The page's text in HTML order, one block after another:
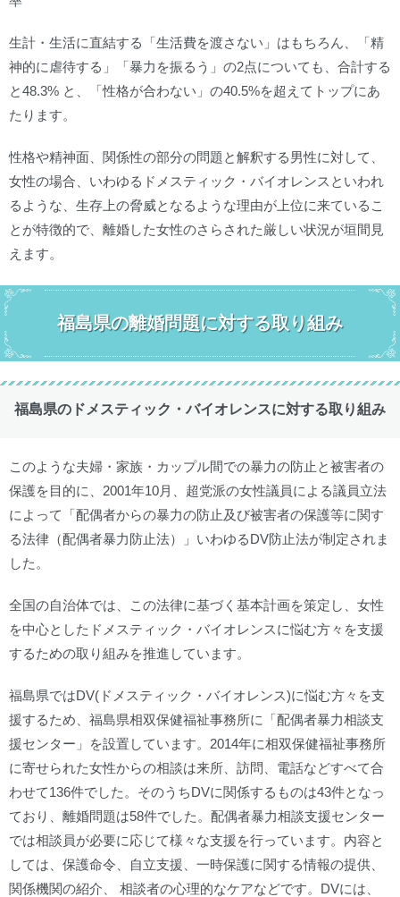
生計・生活に直結する「生活費を渡さない」はもちろん、「精
神的に虐待する」「暴力を振るう」の2点についても、合計する
と48.3% と、「性格が合わない」の40.5%を超えてトップにあ
たります。
性格や精神面、関係性の部分の問題と解釈する男性に対して、
女性の場合、いわゆるドメスティック・バイオレンスといわれ
るような、生存上の脅威となるような理由が上位に来ているこ
とが特徴的で、離婚した女性のさらされた厳しい状況が垣間見
えます。
福島県の離婚問題に対する取り組み
福島県のドメスティック・バイオレンスに対する取り組み
このような夫婦・家族・カップル間での暴力の防止と被害者の
保護を目的に、2001年10月、超党派の女性議員による議員立法
によって「配偶者からの暴力の防止及び被害者の保護等に関す
る法律（配偶者暴力防止法）」いわゆるDV防止法が制定されま
した。
全国の自治体では、この法律に基づく基本計画を策定し、女性
を中心としたドメスティック・バイオレンスに悩む方々を支援
するための取り組みを推進しています。
福島県ではDV(ドメスティック・バイオレンス)に悩む方々を支
援するため、福島県相双保健福祉事務所に「配偶者暴力相談支
援センター」を設置しています。2014年に相双保健福祉事務所
に寄せられた女性からの相談は来所、訪問、電話などすべて合
わせて136件でした。そのうちDVに関係するものは43件となっ
ており、離婚問題は58件でした。配偶者暴力相談支援センター
では相談員が必要に応じて様々な支援を行っています。内容と
しては、保護命令、自立支援、一時保護に関する情報の提供、
関係機関の紹介、 相談者の心理的なケアなどです。DVには、